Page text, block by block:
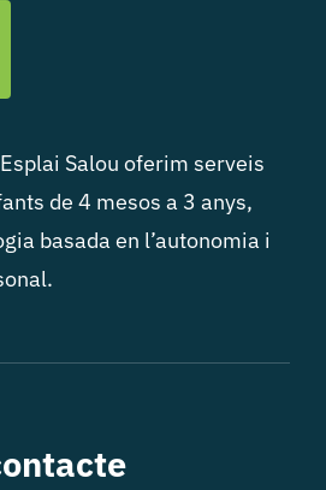
Salou oferim serveis
de 4 mesos a 3 anys,
basada en l’autonomia i